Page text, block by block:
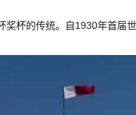
杯的传统。自1930年首届